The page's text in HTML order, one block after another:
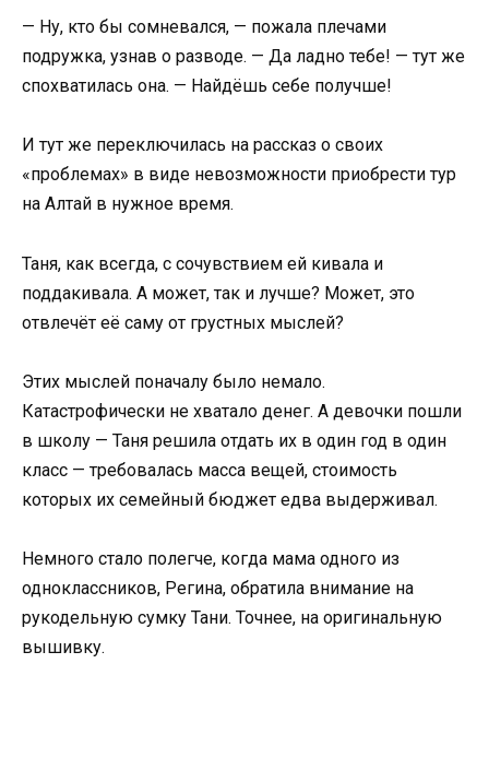
— Ну, кто бы сомневался, — пожала плечами
подружка, узнав о разводе. — Да ладно тебе! — тут же
спохватилась она. — Найдёшь себе получше!
И тут же переключилась на рассказ о своих
«проблемах» в виде невозможности приобрести тур
на Алтай в нужное время.
Таня, как всегда, с сочувствием ей кивала и
поддакивала. А может, так и лучше? Может, это
отвлечёт её саму от грустных мыслей?
Этих мыслей поначалу было немало.
Катастрофически не хватало денег. А девочки пошли
в школу — Таня решила отдать их в один год в один
класс — требовалась масса вещей, стоимость
которых их семейный бюджет едва выдерживал.
Немного стало полегче, когда мама одного из
одноклассников, Регина, обратила внимание на
рукодельную сумку Тани. Точнее, на оригинальную
вышивку.